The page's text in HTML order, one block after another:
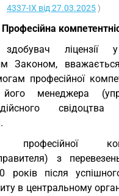
4337-IX від 27.03.2025)
Професійна
здобувач ліцензії
Законом,
професійної
менеджера
свідоцтва
професійної
з
після
в центральному